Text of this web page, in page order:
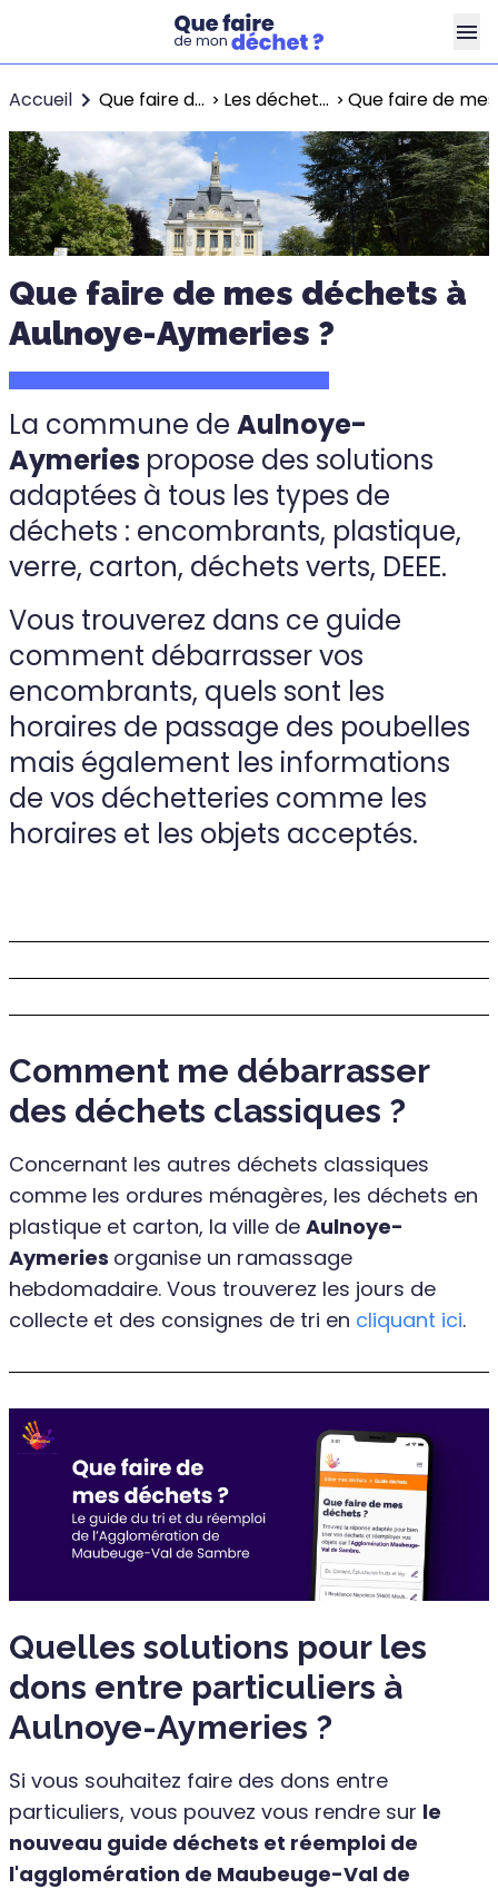
Accueil Que faire de mes déchets ? Les déchets à Maubeuge Que faire de
Que faire de mes déchets à
Aulnoye-Aymeries ?
La commune de Aulnoye-
Aymeries propose des solutions
adaptées à tous les types de
déchets : encombrants, plastique,
verre, carton, déchets verts, DEEE.
Vous trouverez dans ce guide
comment débarrasser vos
encombrants, quels sont les
horaires de passage des poubelles
mais également les informations
de vos déchetteries comme les
horaires et les objets acceptés.
Comment me débarrasser
des déchets classiques ?
Concernant les autres déchets classiques
comme les ordures ménagères, les déchets en
plastique et carton, la ville de Aulnoye-
Aymeries organise un ramassage
hebdomadaire. Vous trouverez les jours de
collecte et des consignes de tri en cliquant ici.
Quelles solutions pour les
dons entre particuliers à
Aulnoye-Aymeries ?
Si vous souhaitez faire des dons entre
particuliers, vous pouvez vous rendre sur le
nouveau guide déchets et réemploi de
l'agglomération de Maubeuge-Val de